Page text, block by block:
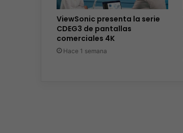
ViewSonic presenta la serie
CDEG3 de pantallas
comerciales 4K
Hace 1 semana